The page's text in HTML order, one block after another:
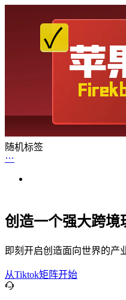
随机标签
创造一个强大跨境
即刻开启创造面向世界的产
从Tiktok矩阵开始